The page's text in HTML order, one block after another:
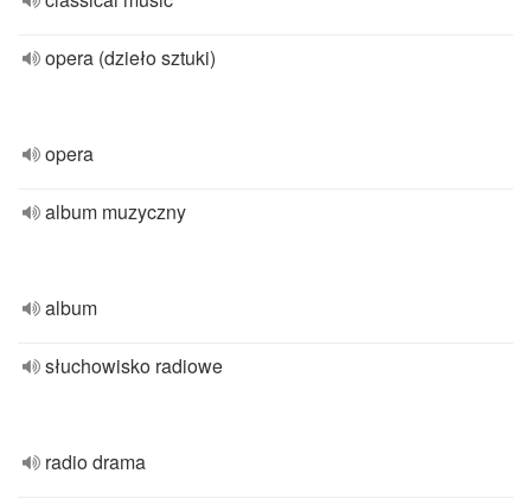
opera (dzieło sztuki)
opera
album muzyczny
album
słuchowisko radiowe
radio drama